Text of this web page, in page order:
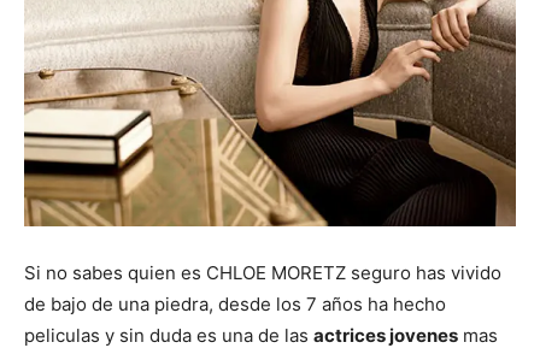
Si no sabes quien es CHLOE MORETZ seguro has vivido
de bajo de una piedra, desde los 7 años ha hecho
peliculas y sin duda es una de las actrices jovenes mas